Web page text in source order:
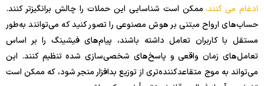
ادغام می کنند، ممکن است شناسایی این حملات را چالش برانگیزتر کنند.
حساب‌های ارواح مبتنی بر هوش مصنوعی را تصور کنید که می‌توانند به‌طور
مستقل با کاربران تعامل داشته باشند، پیام‌های فیشینگ را بر اساس
تعامل‌های زمان واقعی و پاسخ‌های شخصی‌سازی شده تنظیم کنند. این
می‌تواند به موج متقاعدکننده‌تری از توزیع بدافزار منجر شود، که ممکن است